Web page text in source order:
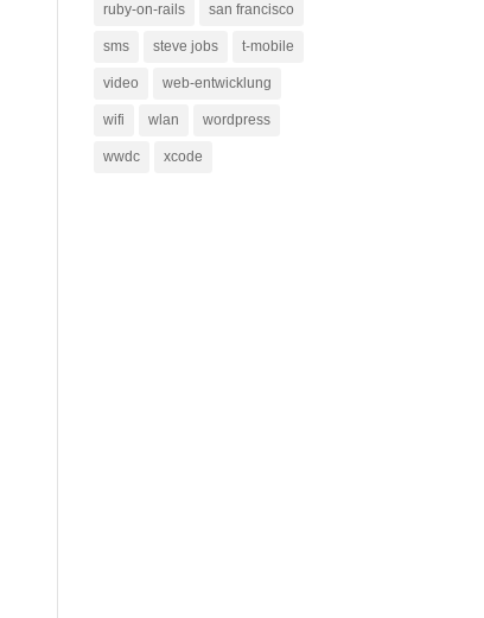
ruby-on-rails san francisco
sms steve jobs t-mobile
video web-entwicklung
wifi wlan wordpress
wwdc xcode